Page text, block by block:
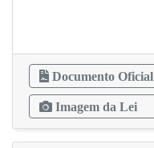
Documento Oficial
Imagem da Lei